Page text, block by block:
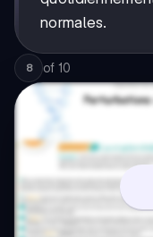
normales.
8 of 10